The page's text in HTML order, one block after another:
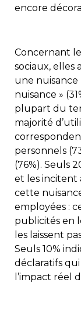
encore
Concernant
sociaux, elles
une nuisance
nuisance »
plupart du
majorité
personnels
(76%). Seuls
et les incitent
cette
employées :
publicités en
les laissent
Seuls 10%
déclaratifs
l’impact réel